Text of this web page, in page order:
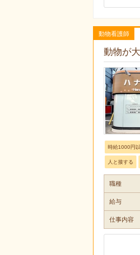
動物看護師
動物が
時給1000円
人と接する
職種
給与
仕事内容